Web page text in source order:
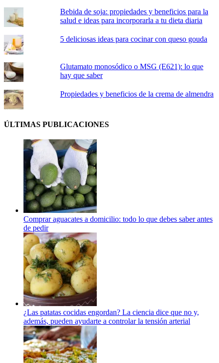
Bebida de soja: propiedades y beneficios para la
salud e ideas para incorporarla a tu dieta diaria
5 deliciosas ideas para cocinar con queso gouda
Glutamato monosódico o MSG (E621): lo que
hay que saber
Propiedades y beneficios de la crema de almendra
ÚLTIMAS PUBLICACIONES
Comprar aguacates a domicilio: todo lo que debes saber antes
de pedir
¿Las patatas cocidas engordan? La ciencia dice que no y,
además, pueden ayudarte a controlar la tensión arterial